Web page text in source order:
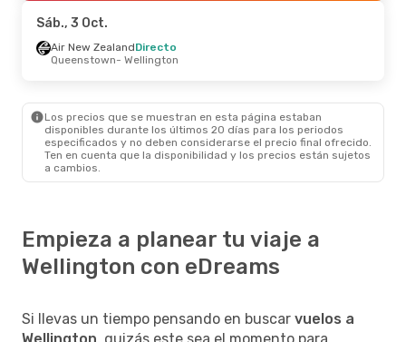
Wellington- Auckland
Sáb., 3 Oct.- Mié., 7 Oct.
Wellington
- Queenstown
Sáb., 3 Oct.
Air New ZealandDirecto
Queenstown- Wellington
Los precios que se muestran en esta página estaban
disponibles durante los últimos 20 días para los periodos
especificados y no deben considerarse el precio final ofrecido.
Ten en cuenta que la disponibilidad y los precios están sujetos
a cambios.
Empieza a planear tu viaje a
Wellington con eDreams
Si llevas un tiempo pensando en buscar vuelos a